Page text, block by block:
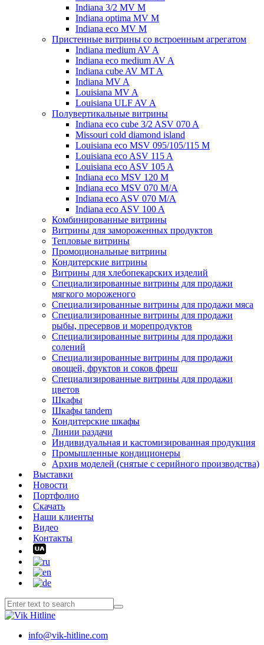
Indiana 3/2 MV M
Indiana optima MV M
Indiana eco MV M
Пристенные витрины со встроенным агрегатом
Indiana medium AV A
Indiana eco medium AV A
Indiana cube AV MT A
Indiana MV A
Louisiana MV A
Louisiana ULF AV A
Полувертикальные витрины
Indiana eco cube 3/2 ASV 070 A
Missouri cold diamond island
Louisiana eco MSV 095/105/115 M
Louisiana eco ASV 115 A
Louisiana eco ASV 105 A
Indiana eco MSV 120 M
Indiana eco MSV 070 M/A
Indiana eco ASV 070 M/A
Indiana eco ASV 100 A
Комбинированные витрины
Витрины для замороженных продуктов
Тепловые витрины
Промоциональные витрины
Кондитерские витрины
Витрины для хлебопекарских изделий
Специализированные витрины для продажи
мягкого мороженого
Специализированные витрины для продажи мяса
Специализированные витрины для продажи
рыбы, пресервов и морепродуктов
Специализированные витрины для продажи
солений
Специализированные витрины для продажи
овощей, фруктов и соков фреш
Специализированные витрины для продажи
цветов
Шкафы
Шкафы tandem
Кондитерские шкафы
Линии раздачи
Индивидуальная и кастомизированная продукция
Промышленные кондиционеры
Архив моделей (снятые с серийного производства)
Выставки
Новости
Портфолио
Скачать
Наши клиенты
Видео
Контакты
info@vik-hitline.com